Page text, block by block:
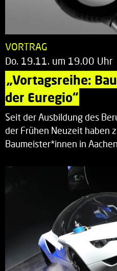
VORTRAG
Do. 19.11. um 19.00 Uhr
„Vortagsreihe:
der Euregio“
Seit der Ausbildung des
der Frühen Neuzeit haben
Baumeister*innen in